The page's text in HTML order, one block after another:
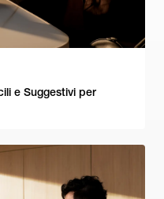
e Suggestivi per